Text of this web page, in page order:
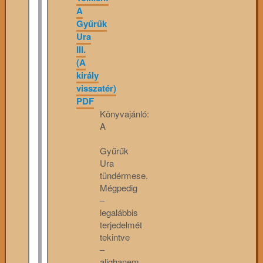
A
Gyűrűk
Ura
III.
(A
király
visszatér)
PDF
Könyvajánló:
A
Gyűrűk
Ura
tündérmese.
Mégpedig
–
legalábbis
terjedelmét
tekintve
–